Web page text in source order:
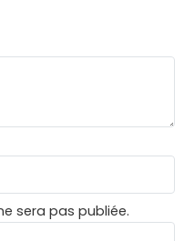
sera pas publiée.